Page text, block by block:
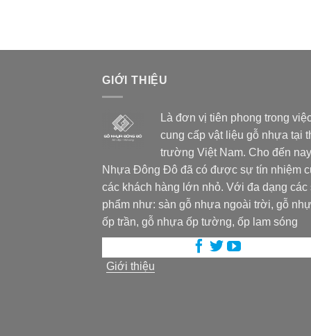
GIỚI THIỆU
Là đơn vị tiên phong trong
cung cấp vật liệu gỗ nhựa tại
trường Việt Nam. Cho đến
Nhựa Đông Đô đã có được sự tín nhiệm
các khách hàng lớn nhỏ. Với đa dạng các
phẩm như: sàn gỗ nhựa ngoài trời, gỗ
ốp trần, gỗ nhựa ốp tường, ốp lam sóng
Giới thiệu